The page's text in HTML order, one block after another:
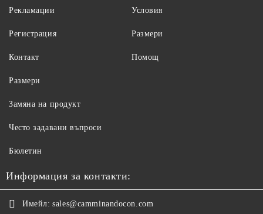
Рекламации
Регистрация
Контакт
Условия
Размери
Помощ
Размери
Замяна на продукт
Често задавани въпроси
Бюлетин
Информация за контакти:
Имейл: sales@camminandocon.com